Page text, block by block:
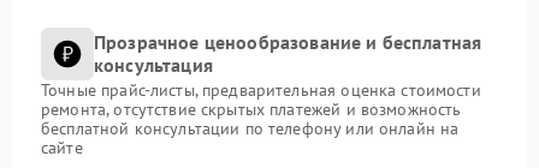
Прозрачное ценообразование и бесплатная
консультация
Точные прайс-листы, предварительная оценка стоимости
ремонта, отсутствие скрытых платежей и возможность
бесплатной консультации по телефону или онлайн на
сайте